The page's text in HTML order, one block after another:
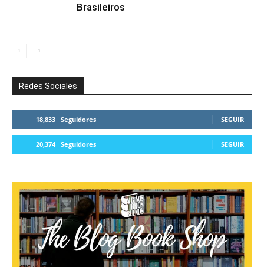
Brasileiros
Redes Sociales
18,833 Seguidores SEGUIR
20,374 Seguidores SEGUIR